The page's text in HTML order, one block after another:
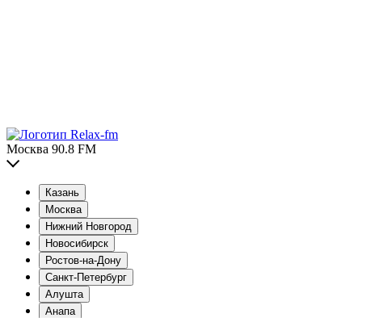
Москва 90.8 FM
Казань
Москва
Нижний Новгород
Новосибирск
Ростов-на-Дону
Санкт-Петербург
Алушта
Анапа